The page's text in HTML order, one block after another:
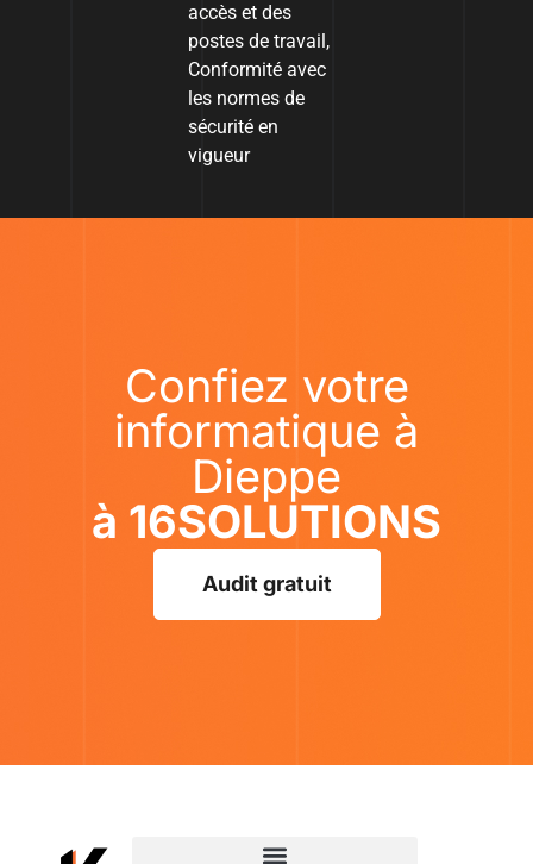
accès et des
postes de travail,
Conformité avec
les normes de
sécurité en
vigueur
Confiez votre
informatique à
Dieppe
à 16SOLUTIONS
Audit gratuit